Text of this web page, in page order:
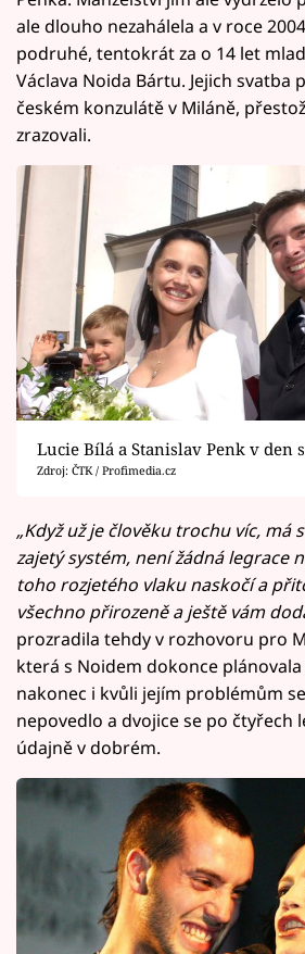
ale dlouho nezahálela a v roce
podruhé, tentokrát za o 14 let
Václava Noida Bártu. Jejich svatba
českém konzulátě v Miláně,
zrazovali.
Lucie Bílá a Stanislav Penk v den
Zdroj: ČTK / Profimedia.cz
„Když už je člověku trochu víc, má
zajetý systém, není žádná legrace
toho rozjetého vlaku naskočí a
všechno přirozeně a ještě vám
prozradila tehdy v rozhovoru pro
která s Noidem dokonce plánovala
nakonec i kvůli jejím problémům
nepovedlo a dvojice se po čtyřech
údajně v dobrém.